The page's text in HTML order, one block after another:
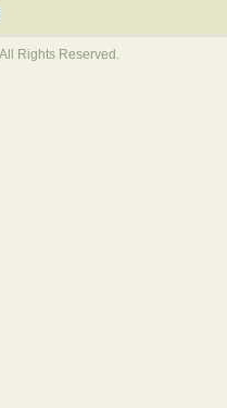
Rights Reserved.